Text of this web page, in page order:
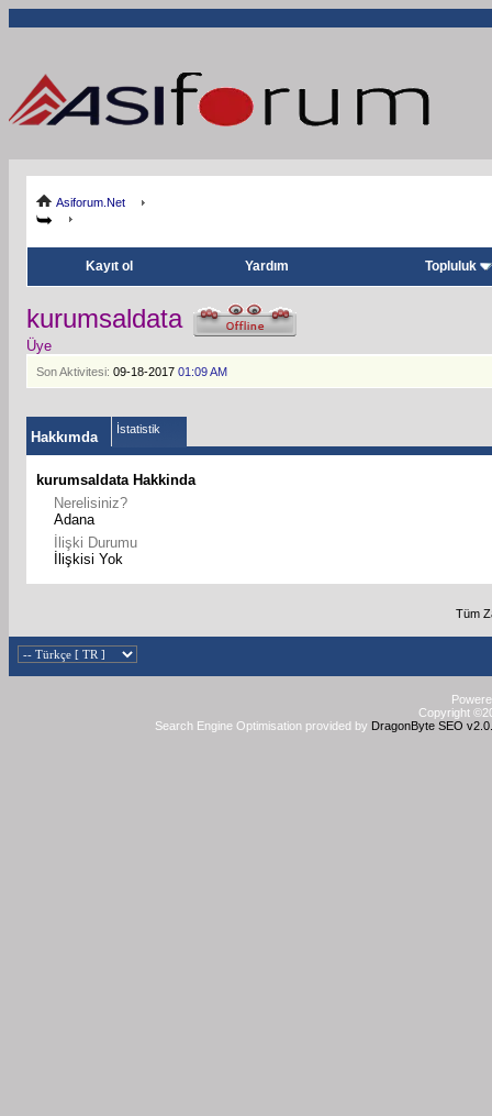
Asiforum.Net
Kayıt ol Yardım Topluluk
kurumsaldata
Üye
Son Aktivitesi: 09-18-2017 01:09 AM
Hakkımda İstatistik
kurumsaldata Hakkinda
Nerelisiniz?
Adana
İlişki Durumu
İlişkisi Yok
Tüm
Copyright
Search Engine Optimisation provided by DragonByte SEO